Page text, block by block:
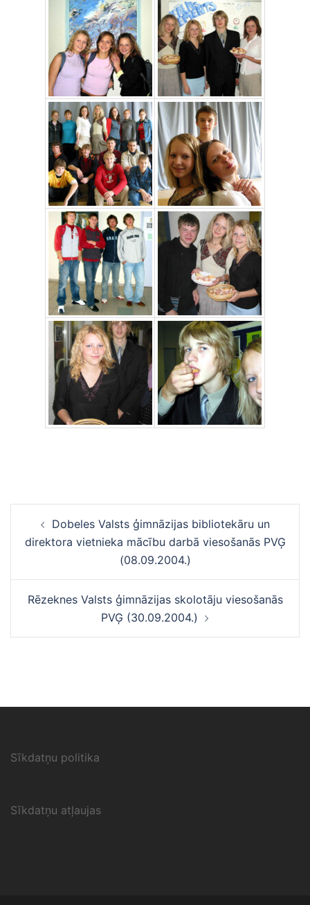
navigācija
Dobeles Valsts ģimnāzijas bibliotekāru un
direktora vietnieka mācību darbā viesošanās PVĢ
(08.09.2004.)
Rēzeknes Valsts ģimnāzijas skolotāju viesošanās
PVĢ (30.09.2004.)
Sīkdatņu politika
Sīkdatņu atļaujas